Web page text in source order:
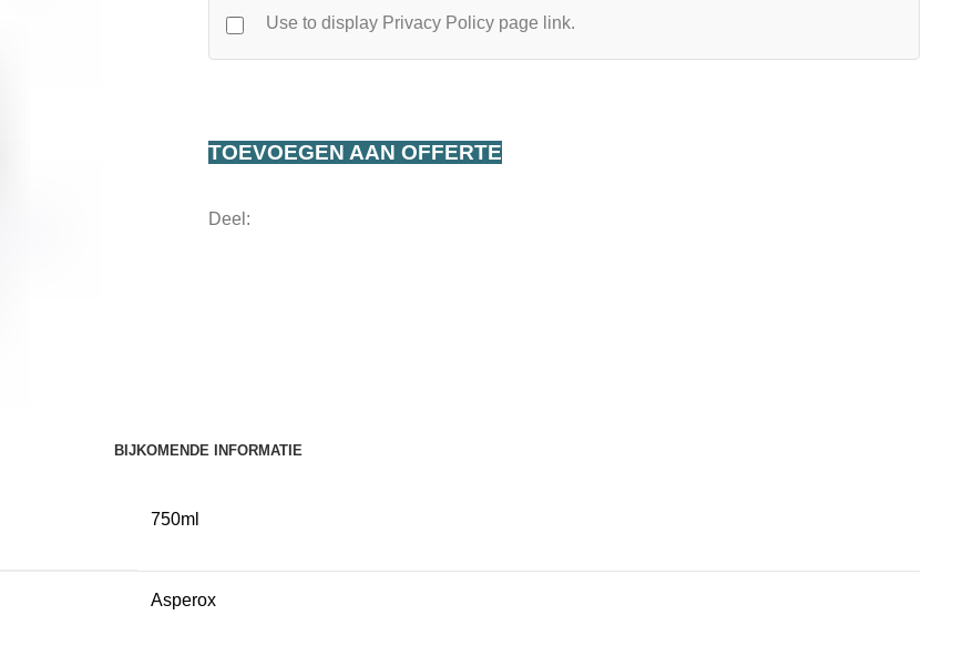
Use to display Privacy Policy page link.
TOEVOEGEN AAN OFFERTE
Deel:
BIJKOMENDE INFORMATIE
750ml
Asperox